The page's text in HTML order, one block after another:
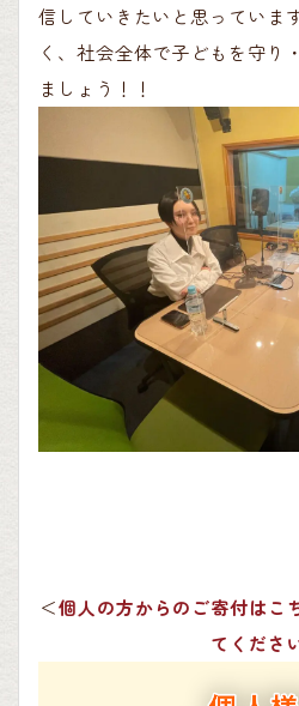
信していきたいと思っていま
く、社会全体で子どもを守り
ましょう！！
＜個人の方からのご寄付はこ
てくださ